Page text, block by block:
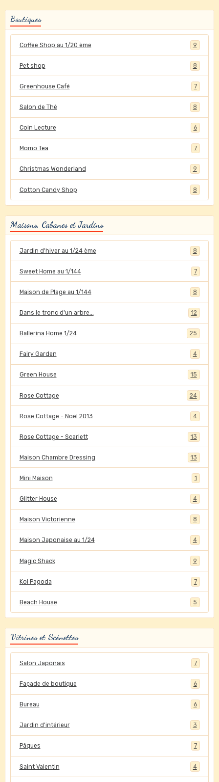
Boutiques
Coffee Shop au 1/20 ème 9
Pet shop 8
Greenhouse Café 7
Salon de Thé 8
Coin Lecture 6
Momo Tea 7
Christmas Wonderland 9
Cotton Candy Shop 8
Maisons, Cabanes et Jardins
Jardin d'hiver au 1/24 ème 8
Sweet Home au 1/144 7
Maison de Plage au 1/144 8
Dans le tronc d'un arbre... 12
Ballerina Home 1/24 25
Fairy Garden 4
Green House 15
Rose Cottage 24
Rose Cottage - Noël 2013 4
Rose Cottage - Scarlett 13
Maison Chambre Dressing 13
Mini Maison 1
Glitter House 4
Maison Victorienne 8
Maison Japonaise au 1/24 4
Magic Shack 9
Koi Pagoda 7
Beach House 5
Vitrines et Scènettes
Salon Japonais 7
Façade de boutique 6
Bureau 6
Jardin d'intérieur 3
Pâques 7
Saint Valentin 4